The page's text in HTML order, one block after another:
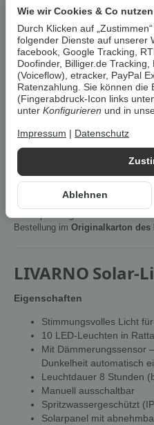
Artikelnummer:
HAN: 100404684002
,
Bestellung im Originalkarton des
LIVARNO Solar-
Eigenschaften
Stimmungsvolles Licht
10 LED-Leuchten in
Mit Dämmerungssensor
Dunkelheit automatisch
Leuchtdauer 8 Stunden
Manuell ausschaltbar
Spritzwassergeschützt
Solarpanel mit
Ablehnen
Wie wir Cookies & Co nutzen
Durch Klicken auf
folgender Dienste auf unserer
facebook, Google Tracking,
Doofinder, Billiger.de
(Voiceflow), etracker, PayPal
Ratenzahlung. Sie können die
(Fingerabdruck-Icon links
unter Konfigurieren und in
Impressum Datenschutz